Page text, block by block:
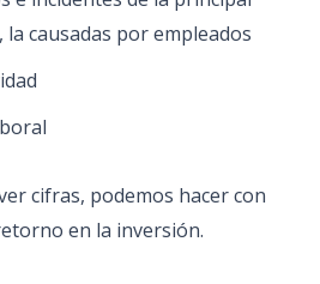
la causadas por empleados
cifras, podemos hacer con
en la inversión.